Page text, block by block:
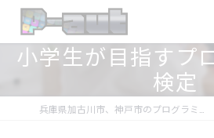
小学生が目指すプ
検定